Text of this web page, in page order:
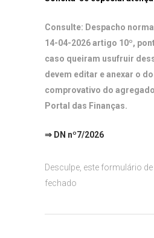
Consulte: Despacho
14-04-2026 artigo 10º,
caso queiram usufruir
devem editar e anexar o
comprovativo do
Portal das Finanças.
⇒ DN nº7/2026
Desculpe, este formulário
fechado